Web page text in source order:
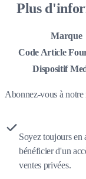
Plus
Marque
Code Article
Dispositif
Abonnez-vous à notre
Soyez toujours en
bénéficier d'un
ventes privées.